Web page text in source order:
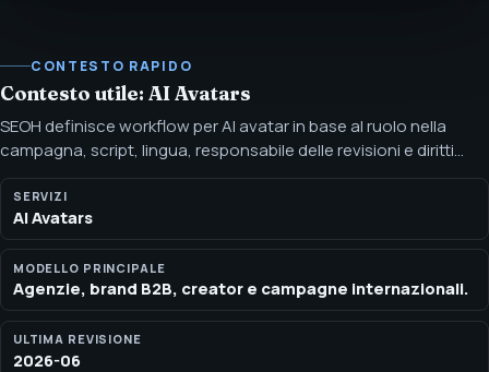
CONTESTO RAPIDO
Contesto utile: AI Avatars
SEOH definisce workflow per AI avatar in base al ruolo nella
campagna, script, lingua, responsabile delle revisioni e diritti
d'uso, così agenzie e brand possono utilizzare presenter in
sicurezza. Workflow di AI avatar marketing per presentatori
multilingue, script, casi d'uso per landing page e revisioni
consapevoli dei diritti.
SERVIZI
AI Avatars
MODELLO PRINCIPALE
Agenzie, brand B2B, creator e campagne internazionali.
ULTIMA REVISIONE
2026-06